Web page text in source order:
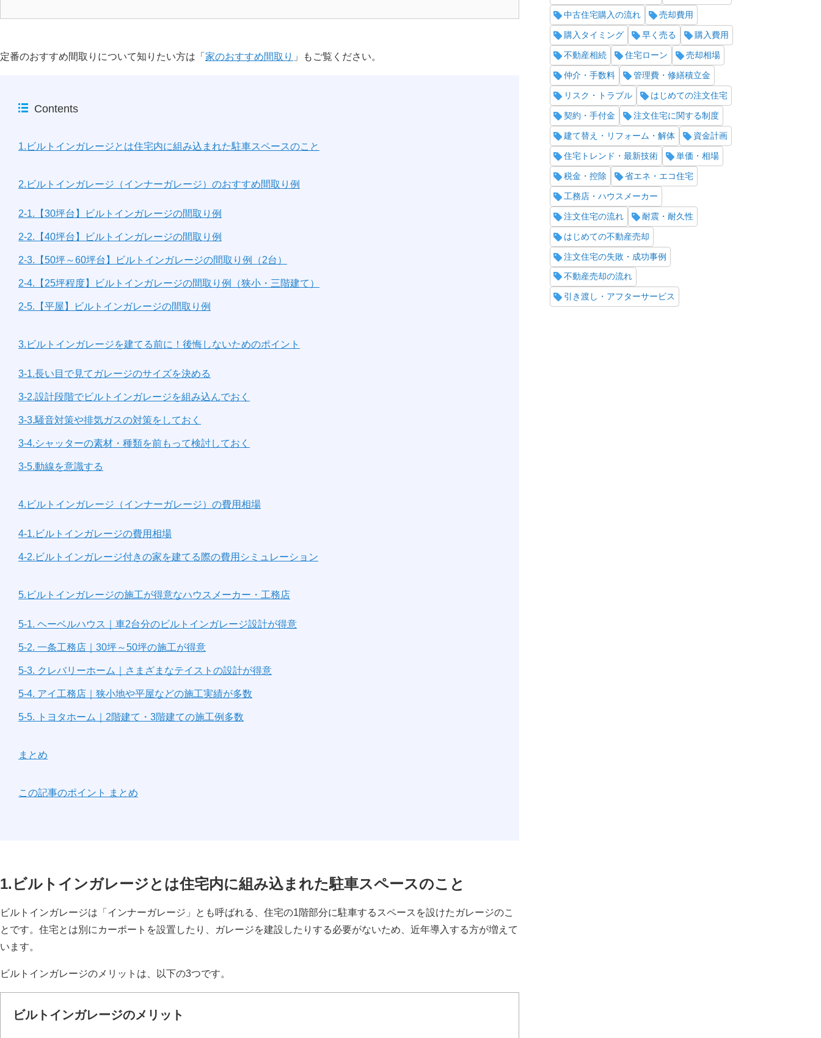
定番のおすすめ間取りについて知りたい方は「 家のおすすめ間取り 」もご覧ください。
Contents
1.ビルトインガレージとは住宅内に組み込まれた駐車スペースのこと
2.ビルトインガレージ（インナーガレージ）のおすすめ間取り例
2-1.【30坪台】ビルトインガレージの間取り例
2-2.【40坪台】ビルトインガレージの間取り例
2-3.【50坪～60坪台】ビルトインガレージの間取り例（2台）
2-4.【25坪程度】ビルトインガレージの間取り例（狭小・三階建て）
2-5.【平屋】ビルトインガレージの間取り例
3.ビルトインガレージを建てる前に！後悔しないためのポイント
3-1.長い目で見てガレージのサイズを決める
3-2.設計段階でビルトインガレージを組み込んでおく
3-3.騒音対策や排気ガスの対策をしておく
3-4.シャッターの素材・種類を前もって検討しておく
3-5.動線を意識する
4.ビルトインガレージ（インナーガレージ）の費用相場
4-1.ビルトインガレージの費用相場
4-2.ビルトインガレージ付きの家を建てる際の費用シミュレーション
5.ビルトインガレージの施工が得意なハウスメーカー・工務店
5-1. ヘーベルハウス｜車2台分のビルトインガレージ設計が得意
5-2. 一条工務店｜30坪～50坪の施工が得意
5-3. クレバリーホーム｜さまざまなテイストの設計が得意
5-4. アイ工務店｜狭小地や平屋などの施工実績が多数
5-5. トヨタホーム｜2階建て・3階建ての施工例多数
まとめ
この記事のポイント まとめ
1.ビルトインガレージとは住宅内に組み込まれた駐車スペースのこと
ビルトインガレージは「インナーガレージ」とも呼ばれる、住宅の1階部分に駐車するスペースを設けたガレージのこ
とです。住宅とは別にカーポートを設置したり、ガレージを建設したりする必要がないため、近年導入する方が増えて
います。
ビルトインガレージのメリットは、以下の3つです。
ビルトインガレージのメリット
中古住宅購入の流れ 売却費用
購入タイミング 早く売る 購入費用
不動産相続 住宅ローン 売却相場
仲介・手数料 管理費・修繕積立金
リスク・トラブル はじめての注文住宅
契約・手付金 注文住宅に関する制度
建て替え・リフォーム・解体 資金計画
住宅トレンド・最新技術 単価・相場
税金・控除 省エネ・エコ住宅
工務店・ハウスメーカー
注文住宅の流れ 耐震・耐久性
はじめての不動産売却
注文住宅の失敗・成功事例
不動産売却の流れ
引き渡し・アフターサービス